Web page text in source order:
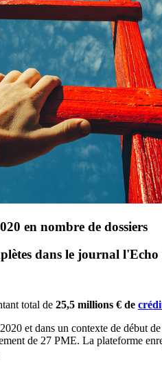
en nombre de dossiers
dans le journal l'Echo
total de 25,5 millions € de
et dans un contexte de début
de 27 PME. La plateforme